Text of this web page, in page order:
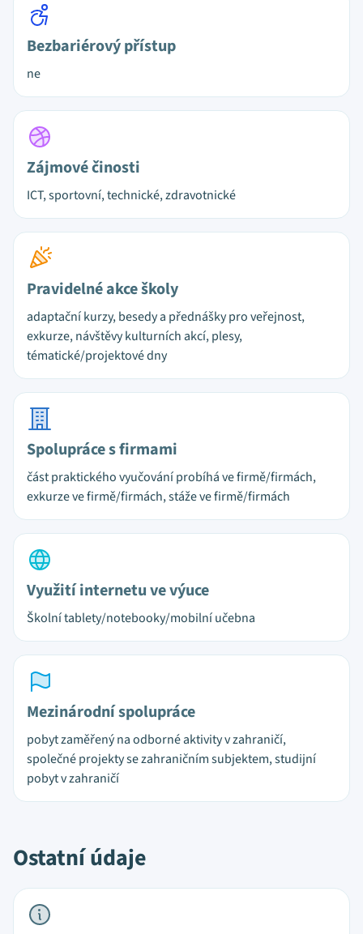
Bezbariérový přístup
ne
Zájmové činosti
ICT, sportovní, technické, zdravotnické
Pravidelné akce školy
adaptační kurzy, besedy a přednášky pro veřejnost,
exkurze, návštěvy kulturních akcí, plesy,
tématické/projektové dny
Spolupráce s firmami
část praktického vyučování probíhá ve firmě/firmách,
exkurze ve firmě/firmách, stáže ve firmě/firmách
Využití internetu ve výuce
Školní tablety/notebooky/mobilní učebna
Mezinárodní spolupráce
pobyt zaměřený na odborné aktivity v zahraničí,
společné projekty se zahraničním subjektem, studijní
pobyt v zahraničí
Ostatní údaje